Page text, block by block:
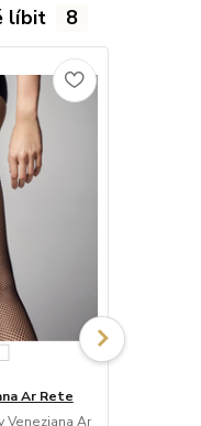
líbit 8
Ar Rete
Veneziana Ar